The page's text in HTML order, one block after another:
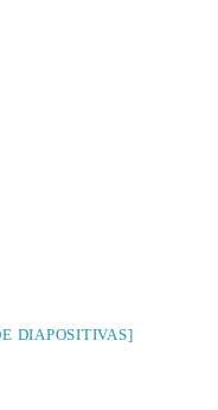
DIAPOSITIVAS]